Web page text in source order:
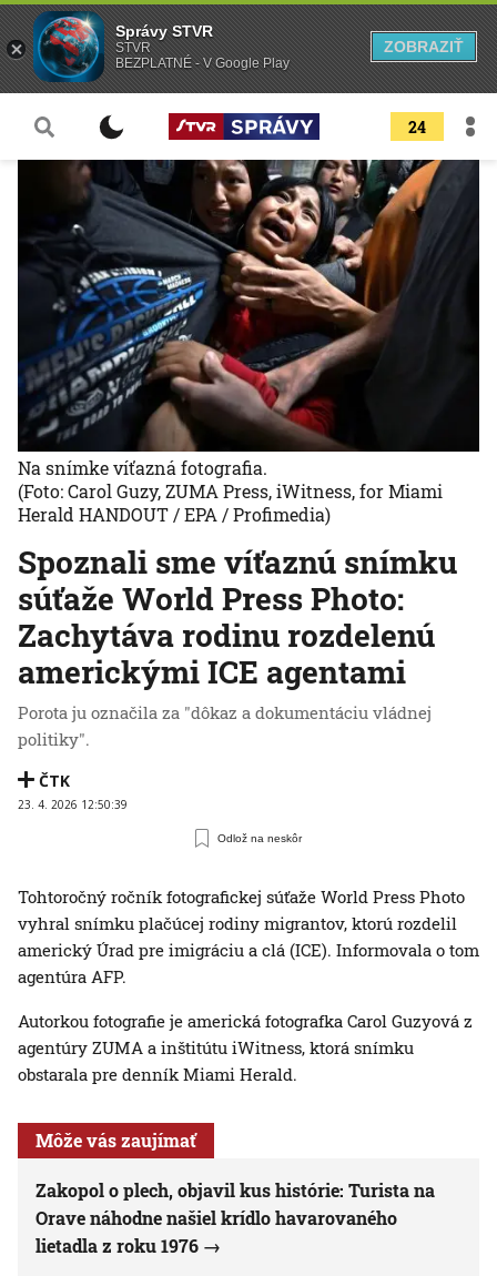
24
Spoznali sme víťaznú snímku
súťaže World Press Photo:
Zachytáva rodinu rozdelenú
americkými ICE agentami
Porota ju označila za "dôkaz a dokumentáciu vládnej
politiky".
ČTK
23. 4. 2026 12:50:39
Odlož na neskôr
Na snímke víťazná fotografia.
(Foto: Carol Guzy, ZUMA Press, iWitness, for Miami
Herald HANDOUT / EPA / Profimedia)
Tohtoročný ročník fotografickej súťaže World Press Photo
vyhral snímku plačúcej rodiny migrantov, ktorú rozdelil
americký Úrad pre imigráciu a clá (ICE). Informovala o tom
agentúra AFP.
Autorkou fotografie je americká fotografka Carol Guzyová z
agentúry ZUMA a inštitútu iWitness, ktorá snímku
obstarala pre denník Miami Herald.
Môže vás zaujímať
Zakopol o plech, objavil kus histórie: Turista na
Orave náhodne našiel krídlo havarovaného
lietadla z roku 1976
Správy STVR
STVR
BEZPLATNÉ - V Google Play
ZOBRAZIŤ